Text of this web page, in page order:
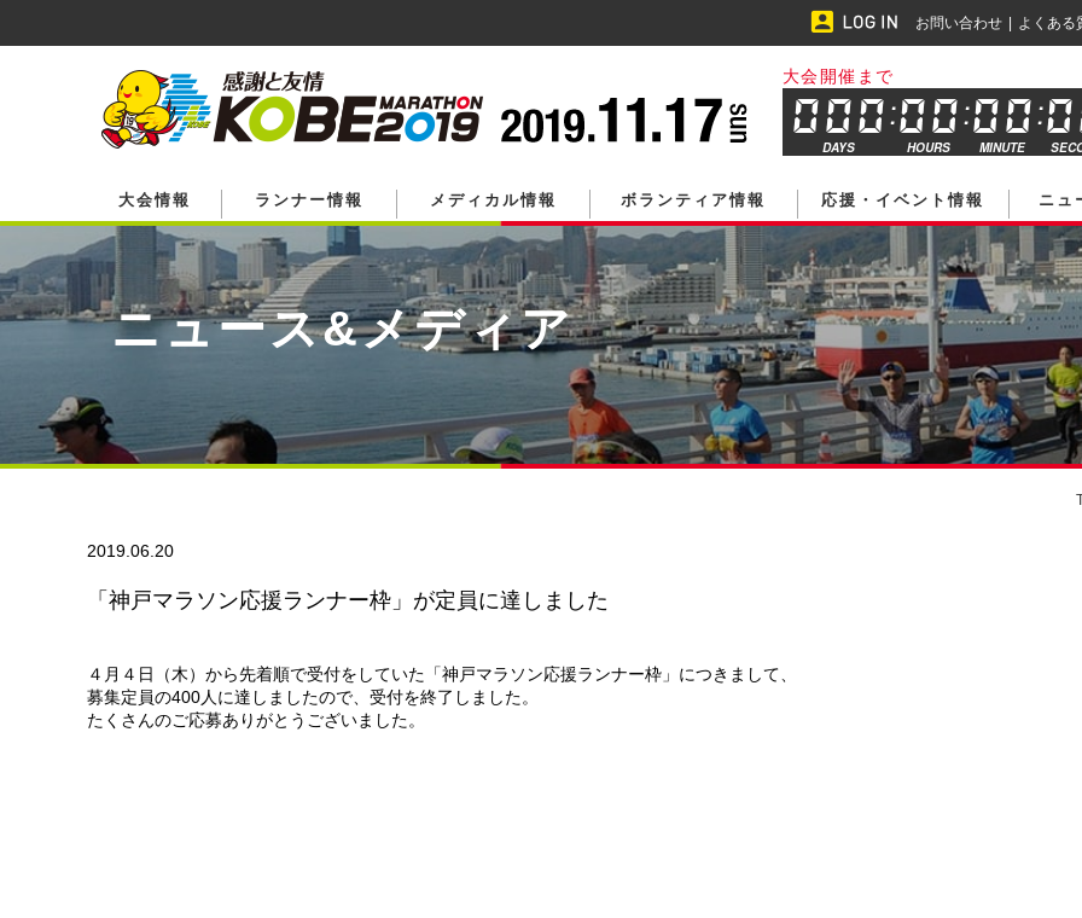
お問い合わせ よくある
大会開催まで
DAYS HOURS MINUTE
大会情報 ランナー情報 メディカル情報 ボランティア情報 応援・イベント情報 ニュ
ニュース&メディア
2019.06.20
「神戸マラソン応援ランナー枠」が定員に達しました
４月４日（木）から先着順で受付をしていた「神戸マラソン応援ランナー枠」につきまして、
募集定員の400人に達しましたので、受付を終了しました。
たくさんのご応募ありがとうございました。